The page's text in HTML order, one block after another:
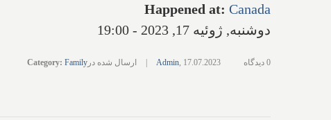
Happened at: Canada
دوشنبه, ژوئیه 17, 2023 - 19:00
Admin, 17.07.2023 ارسال شده در Category: Family 0 دیدگاه